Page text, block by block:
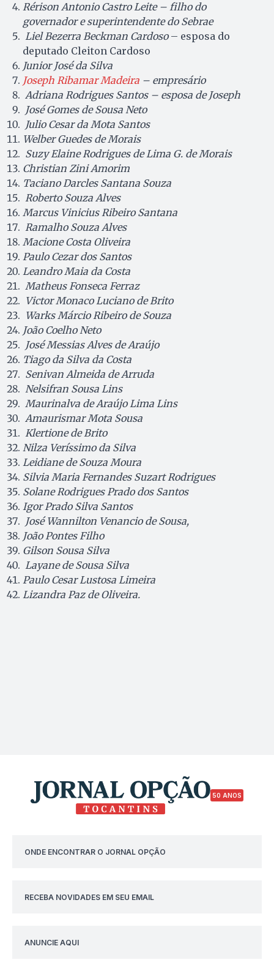
Rérison Antonio Castro Leite – filho do
governador e superintendente do Sebrae
Liel Bezerra Beckman Cardoso – esposa do
deputado Cleiton Cardoso
Junior José da Silva
Joseph Ribamar Madeira – empresário
Adriana Rodrigues Santos – esposa de Joseph
José Gomes de Sousa Neto
Julio Cesar da Mota Santos
Welber Guedes de Morais
Suzy Elaine Rodrigues de Lima G. de Morais
Christian Zini Amorim
Taciano Darcles Santana Souza
Roberto Souza Alves
Marcus Vinicius Ribeiro Santana
Ramalho Souza Alves
Macione Costa Oliveira
Paulo Cezar dos Santos
Leandro Maia da Costa
Matheus Fonseca Ferraz
Victor Monaco Luciano de Brito
Warks Márcio Ribeiro de Souza
João Coelho Neto
José Messias Alves de Araújo
Tiago da Silva da Costa
Senivan Almeida de Arruda
Nelsifran Sousa Lins
Maurinalva de Araújo Lima Lins
Amaurismar Mota Sousa
Klertione de Brito
Nilza Veríssimo da Silva
Leidiane de Souza Moura
Silvia Maria Fernandes Suzart Rodrigues
Solane Rodrigues Prado dos Santos
Igor Prado Silva Santos
José Wannilton Venancio de Sousa,
João Pontes Filho
Gilson Sousa Silva
Layane de Sousa Silva
Paulo Cesar Lustosa Limeira
Lizandra Paz de Oliveira.
50 ANOS
ONDE ENCONTRAR O JORNAL OPÇÃO
RECEBA NOVIDADES EM SEU EMAIL
ANUNCIE AQUI